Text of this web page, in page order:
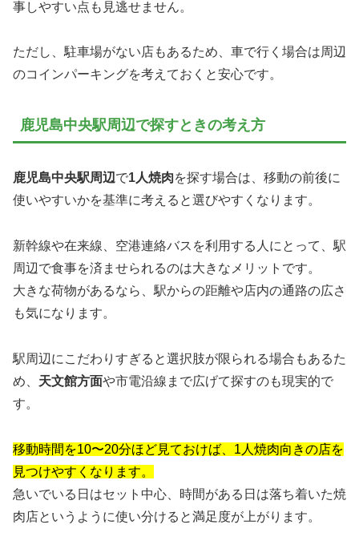
事しやすい点も見逃せません。
ただし、駐車場がない店もあるため、車で行く場合は周辺
のコインパーキングを考えておくと安心です。
鹿児島中央駅周辺で探すときの考え方
鹿児島中央駅周辺で1人焼肉を探す場合は、移動の前後に
使いやすいかを基準に考えると選びやすくなります。
新幹線や在来線、空港連絡バスを利用する人にとって、駅
周辺で食事を済ませられるのは大きなメリットです。
大きな荷物があるなら、駅からの距離や店内の通路の広さ
も気になります。
駅周辺にこだわりすぎると選択肢が限られる場合もあるた
め、 天文館方面や市電沿線まで広げて探すのも現実的で
す。
移動時間を10〜20分ほど見ておけば、1人焼肉向きの店を
見つけやすくなります。
急いでいる日はセット中心、時間がある日は落ち着いた焼
肉店というように使い分けると満足度が上がります。